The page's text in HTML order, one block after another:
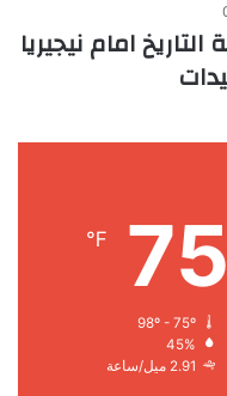
امام نيجيريا
75
℉
45%
2.91 ميل/ساعة